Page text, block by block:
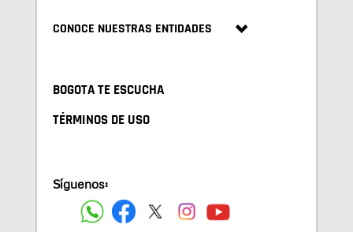
CONOCE NUESTRAS ENTIDADES
BOGOTA TE ESCUCHA
TÉRMINOS DE USO
Síguenos: